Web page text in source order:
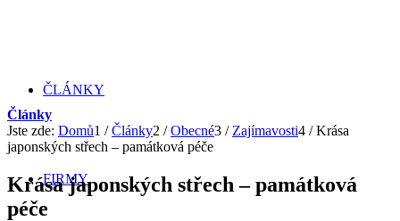
ČLÁNKY
FIRMY
Články
Jste zde: Domů1 / Články2 / Obecné3 / Zajímavosti4 / Krása
japonských střech – památková péče
Krása japonských střech – památková
péče